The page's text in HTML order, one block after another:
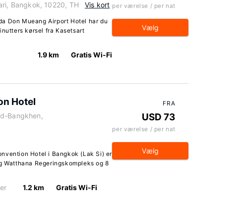
Bangkok, 10220, TH Vis kort
Don Mueang Airport Hotel har du
kørsel fra Kasetsart
1.9 km Gratis Wi-Fi
per værelse / per nat
Vælg
Hotel
Bangkhen,
Hotel i Bangkok (Lak Si) er
Regeringskompleks og 8
1.2 km Gratis Wi-Fi
FRA
USD 73
per værelse / per nat
Vælg